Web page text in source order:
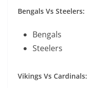
Bengals Vs Steelers:
Bengals
Steelers
Vikings Vs Cardinals: